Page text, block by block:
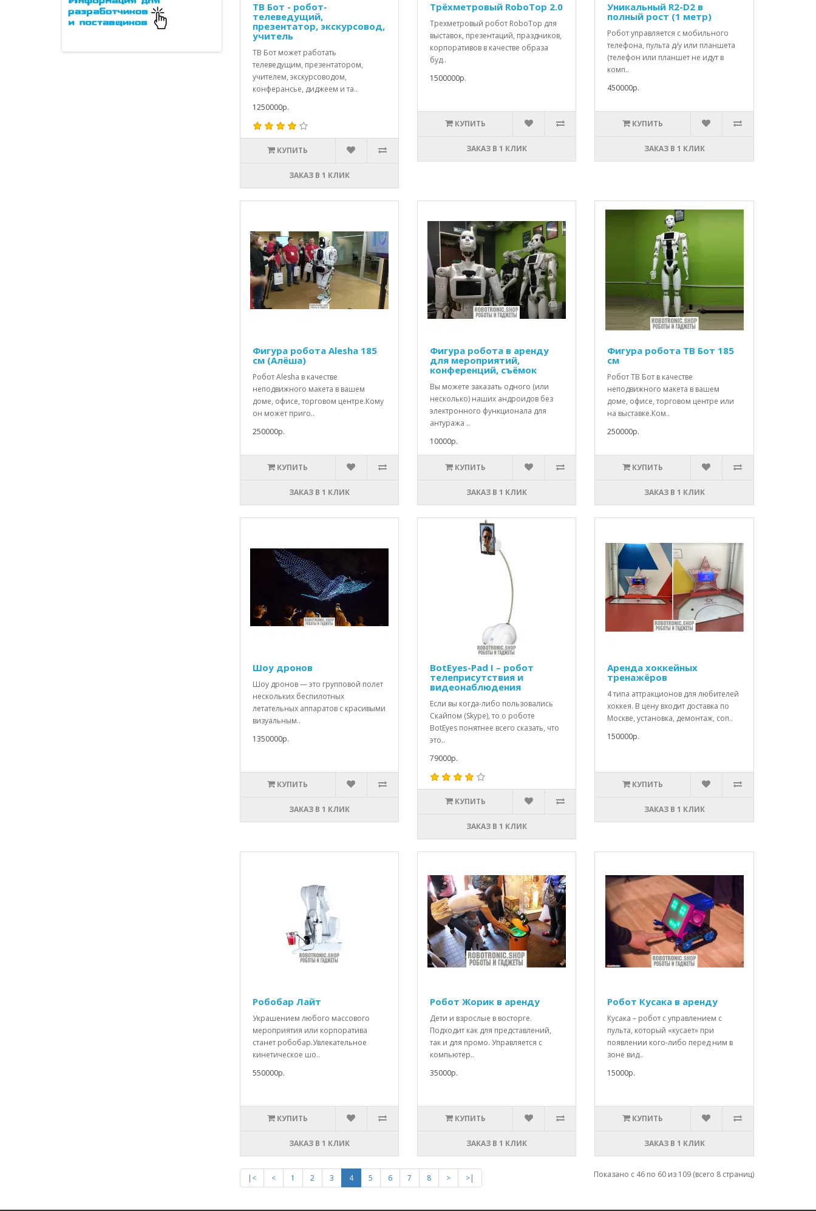
ТВ Бот - робот-
телеведущий,
презентатор, экскурсовод,
учитель
ТВ Бот может работать
телеведущим, презентатором,
учителем, экскурсоводом,
конферансье, диджеем и та..
1250000р.
КУПИТЬ
ЗАКАЗ В 1 КЛИК
Трёхметровый RoboTop 2.0
Трехметровый робот RoboTop для
выставок, презентаций, праздников,
корпоративов в качестве образа
буд..
1500000р.
КУПИТЬ
ЗАКАЗ В 1 КЛИК
Уникальный R2-D2 в
полный рост (1 метр)
Робот управляется с мобильного
телефона, пульта д/у или планшета
(телефон или планшет не идут в
комп..
450000р.
КУПИТЬ
ЗАКАЗ В 1 КЛИК
Фигура робота Alesha 185
см (Алёша)
Робот Alesha в качестве
неподвижного макета в вашем
доме, офисе, торговом центре.Кому
он может приго..
250000р.
КУПИТЬ
ЗАКАЗ В 1 КЛИК
Фигура робота в аренду
для мероприятий,
конференций, съёмок
Вы можете заказать одного (или
несколько) наших андроидов без
электронного функционала для
антуража ..
10000р.
КУПИТЬ
ЗАКАЗ В 1 КЛИК
Фигура робота ТВ Бот 185
см
Робот ТВ Бот в качестве
неподвижного макета в вашем
доме, офисе, торговом центре или
на выставке.Ком..
250000р.
КУПИТЬ
ЗАКАЗ В 1 КЛИК
Шоу дронов
Шоу дронов — это групповой полет
нескольких беспилотных
летательных аппаратов с красивыми
визуальным..
1350000р.
КУПИТЬ
ЗАКАЗ В 1 КЛИК
BotEyes-Pad I – робот
телеприсутствия и
видеонаблюдения
Если вы когда-либо пользовались
Скайпом (Skype), то о роботе
BotEyes понятнее всего сказать, что
это..
79000р.
КУПИТЬ
ЗАКАЗ В 1 КЛИК
Аренда хоккейных
тренажёров
4 типа аттракционов для любителей
хоккея. В цену входит доставка по
Москве, установка, демонтаж, соп..
150000р.
КУПИТЬ
ЗАКАЗ В 1 КЛИК
Робобар Лайт
Украшением любого массового
мероприятия или корпоратива
станет робобар.Увлекательное
кинетическое шо..
550000р.
КУПИТЬ
ЗАКАЗ В 1 КЛИК
Робот Жорик в аренду
Дети и взрослые в восторге.
Подходит как для представлений,
так и для промо. Управляется с
компьютер..
35000р.
КУПИТЬ
ЗАКАЗ В 1 КЛИК
Робот Кусака в аренду
Кусака – робот с управлением с
пульта, который «кусает» при
появлении кого-либо перед ним в
зоне вид..
15000р.
КУПИТЬ
ЗАКАЗ В 1 КЛИК
|< < 1 2 3 4 5 6 7 8 > >| Показано с 46 по 60 из 109 (всего 8 страниц)